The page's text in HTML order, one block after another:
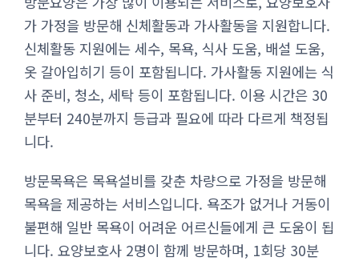
가 가정을 방문해 신체활동과 가사활동을 지원합니다.
신체활동 지원에는 세수, 목욕, 식사 도움, 배설 도움,
옷 갈아입히기 등이 포함됩니다. 가사활동 지원에는 식
사 준비, 청소, 세탁 등이 포함됩니다. 이용 시간은 30
분부터 240분까지 등급과 필요에 따라 다르게 책정됩
니다.
방문목욕은 목욕설비를 갖춘 차량으로 가정을 방문해
목욕을 제공하는 서비스입니다. 욕조가 없거나 거동이
불편해 일반 목욕이 어려운 어르신들에게 큰 도움이 됩
니다. 요양보호사 2명이 함께 방문하며, 1회당 30분